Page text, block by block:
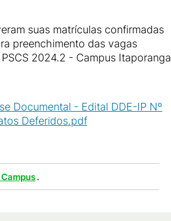
suas matrículas confirmadas
preenchimento das vagas
2024.2 - Campus Itaporanga
Documental - Edital DDE-IP Nº
Deferidos.pdf
.